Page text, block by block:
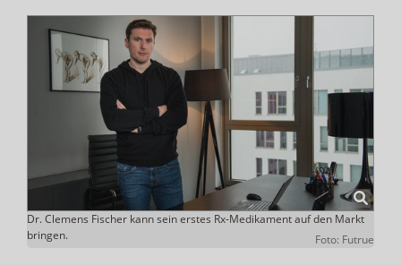
Dr. Clemens Fischer kann sein erstes Rx-Medikament auf den Markt
bringen.
Foto: Futrue